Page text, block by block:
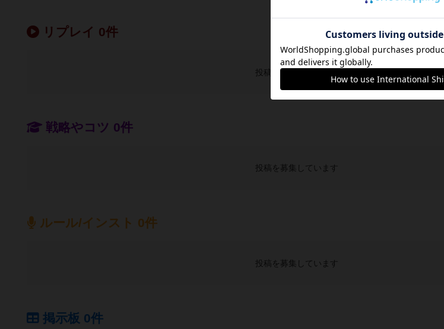
リプレイ 0件
投稿を募集しています
戦略やコツ 0件
投稿を募集しています
ルール/インスト 0件
投稿を募集しています
掲示板 0件